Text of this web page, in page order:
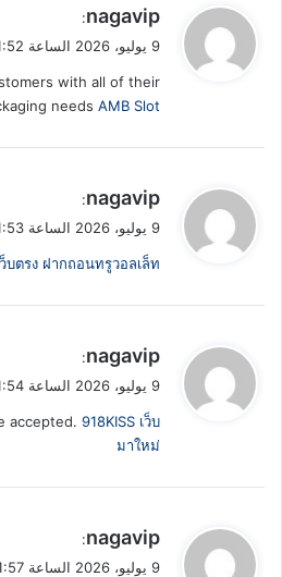
ي
ل
nagavip
:
9 يوليو، 2026 الساعة 1:52 ص
with all of their
needs AMB Slot
ي
ل
nagavip
:
9 يوليو، 2026 الساعة 1:53 ص
บตรง ฝากถอนทรูวอลเล็ท
ي
ل
nagavip
:
9 يوليو، 2026 الساعة 1:54 ص
accepted. 918KISS เว็บ
มาใหม่
ي
nagavip
:
9 يوليو، 2026 الساعة 1:57 ص